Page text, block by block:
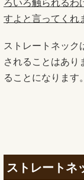
ろいろ触られるわ
すよと言ってくれ
ストレートネック
されることはあり
ることになります。
ストレートネ